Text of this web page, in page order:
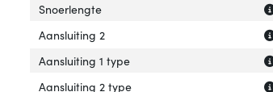
Snoerlengte
Aansluiting 2
Aansluiting 1 type
Aansluiting 2 type